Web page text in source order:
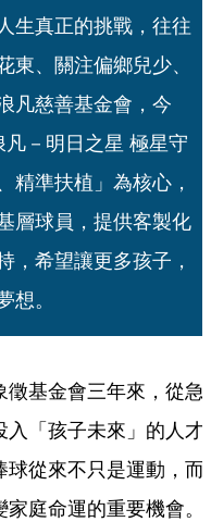
生真正的挑戰，往往
、關注偏鄉兒少、
凡慈善基金會，今
凡－明日之星 極星守
精準扶植」為核心，
層球員，提供客製化
，希望讓更多孩子，
。
基金會三年來，從急
「孩子未來」的人才
從來不只是運動，而
庭命運的重要機會。